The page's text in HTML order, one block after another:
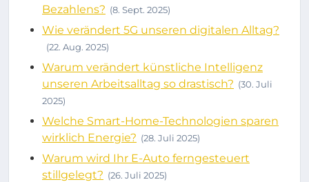
Bezahlens? (8. Sept. 2025)
Wie verändert 5G unseren digitalen Alltag?
(22. Aug. 2025)
Warum verändert künstliche Intelligenz
unseren Arbeitsalltag so drastisch? (30. Juli
2025)
Welche Smart-Home-Technologien sparen
wirklich Energie? (28. Juli 2025)
Warum wird Ihr E-Auto ferngesteuert
stillgelegt? (26. Juli 2025)